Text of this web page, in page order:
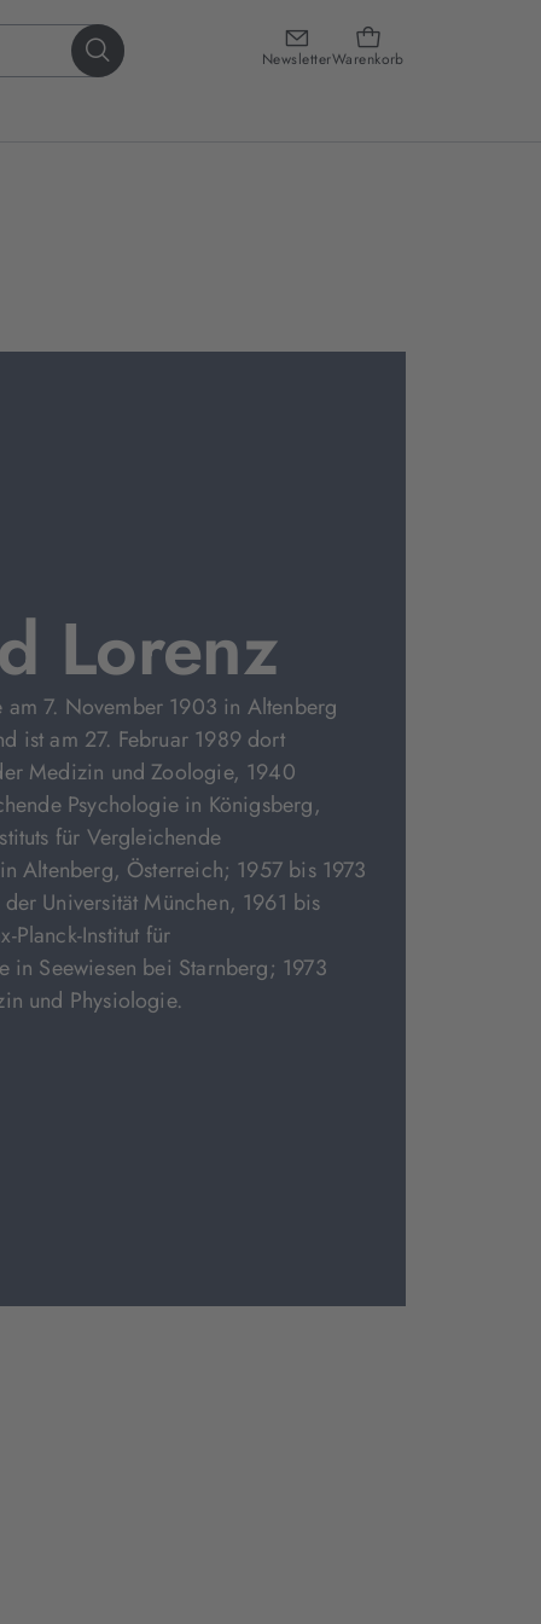
NewsletterWarenkorb
Lorenz
am 7. November 1903 in Altenberg
ist am 27. Februar 1989 dort
Medizin und Zoologie, 1940
Psychologie in Königsberg,
für Vergleichende
Altenberg, Österreich; 1957 bis 1973
Universität München, 1961 bis
Planck-Institut für
in Seewiesen bei Starnberg; 1973
und Physiologie.